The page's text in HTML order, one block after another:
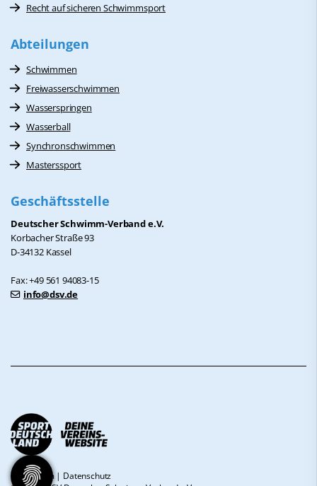
Recht auf sicheren Schwimmsport
Abteilungen
Schwimmen
Freiwasserschwimmen
Wasserspringen
Wasserball
Synchronschwimmen
Masterssport
Geschäftsstelle
Deutscher Schwimm-Verband e.V.
Korbacher Straße 93
D-34132 Kassel
Fax: +49 561 94083-15
info@dsv.de
Impressum| Datenschutz